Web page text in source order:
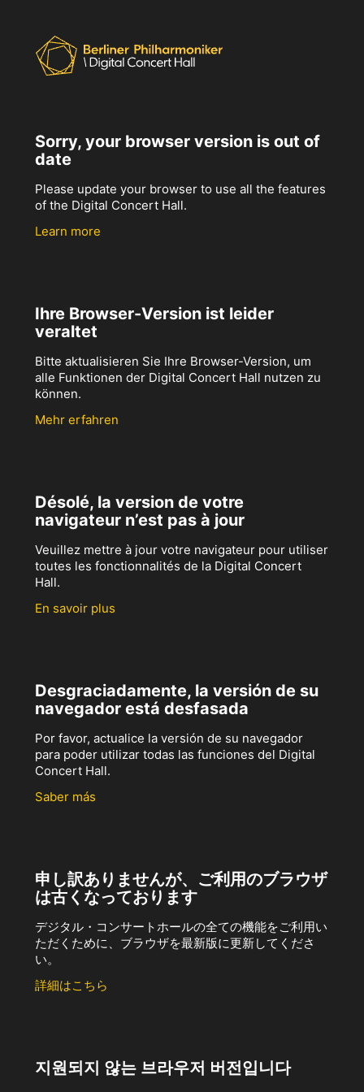
Sorry, your browser version is out of
date
Please update your browser to use all the features
of the Digital Concert Hall.
Learn more
Ihre Browser-Version ist leider
veraltet
Bitte aktualisieren Sie Ihre Browser-Version, um
alle Funktionen der Digital Concert Hall nutzen zu
können.
Mehr erfahren
Désolé, la version de votre
navigateur n’est pas à jour
Veuillez mettre à jour votre navigateur pour utiliser
toutes les fonctionnalités de la Digital Concert
Hall.
En savoir plus
Desgraciadamente, la versión de su
navegador está desfasada
Por favor, actualice la versión de su navegador
para poder utilizar todas las funciones del Digital
Concert Hall.
Saber más
申し訳ありませんが、ご利用のブラウザ
は古くなっております
デジタル・コンサートホールの全ての機能をご利用い
ただくために、ブラウザを最新版に更新してくださ
い。
詳細はこちら
지원되지 않는 브라우저 버전입니다